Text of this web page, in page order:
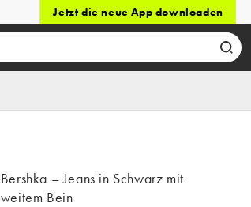
Jetzt die neue App downloaden
Bershka – Jeans in Schwarz mit
weitem Bein